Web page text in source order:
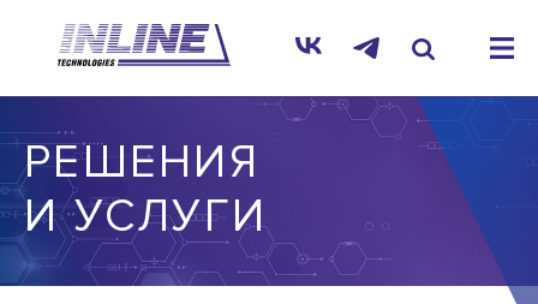
РЕШЕНИЯ
И УСЛУГИ